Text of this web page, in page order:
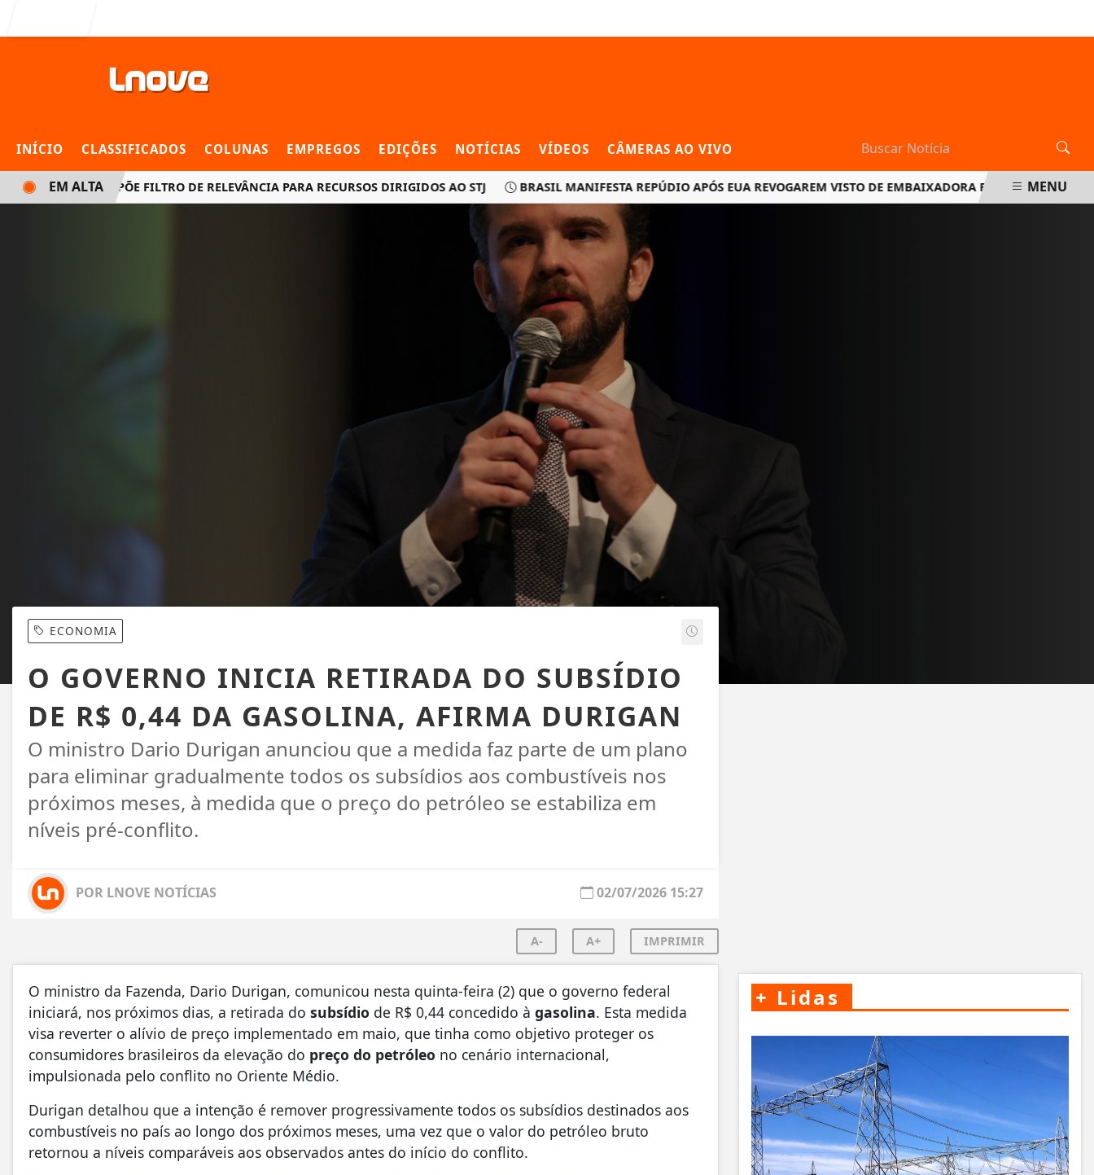
INÍCIO CLASSIFICADOS COLUNAS EMPREGOS EDIÇÕES NOTÍCIAS VÍDEOS CÂMERAS AO VIVO
NOVA LEI IMPÕE FILTRO DE RELEVÂNCIA PARA RECURSOS DIRIGIDOS AO STJ BRASIL MANIFESTA REPÚDIO APÓS EUA REVOGAREM VISTO DE EMBAIXADORA BRASILEIRA
EM ALTA MENU
ECONOMIA
O GOVERNO INICIA RETIRADA DO SUBSÍDIO
DE R$ 0,44 DA GASOLINA, AFIRMA DURIGAN
O ministro Dario Durigan anunciou que a medida faz parte de um plano
para eliminar gradualmente todos os subsídios aos combustíveis nos
próximos meses, à medida que o preço do petróleo se estabiliza em
níveis pré-conflito.
POR LNOVE NOTÍCIAS 02/07/2026 15:27
A- A+ IMPRIMIR
O ministro da Fazenda, Dario Durigan, comunicou nesta quinta-feira (2) que o governo federal
iniciará, nos próximos dias, a retirada do subsídio de R$ 0,44 concedido à gasolina. Esta medida
visa reverter o alívio de preço implementado em maio, que tinha como objetivo proteger os
consumidores brasileiros da elevação do preço do petróleo no cenário internacional,
impulsionada pelo conflito no Oriente Médio.
Durigan detalhou que a intenção é remover progressivamente todos os subsídios destinados aos
combustíveis no país ao longo dos próximos meses, uma vez que o valor do petróleo bruto
retornou a níveis comparáveis aos observados antes do início do conflito.
+ Lidas